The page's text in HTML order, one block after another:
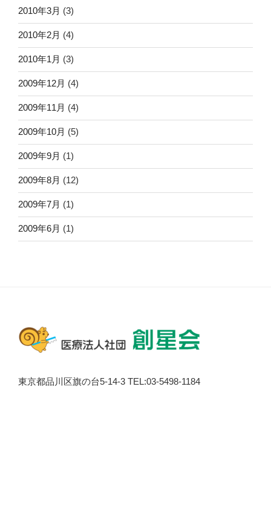
2010年3月 (3)
2010年2月 (4)
2010年1月 (3)
2009年12月 (4)
2009年11月 (4)
2009年10月 (5)
2009年9月 (1)
2009年8月 (12)
2009年7月 (1)
2009年6月 (1)
東京都品川区旗の台5-14-3 TEL:03-5498-1184